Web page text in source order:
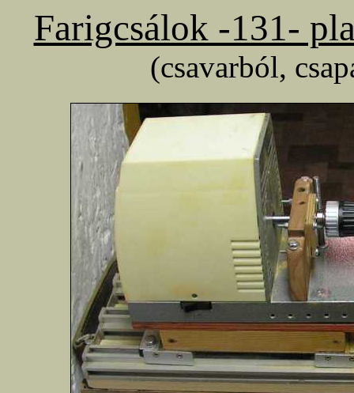
Farigcsálok -131-
(csavarból,